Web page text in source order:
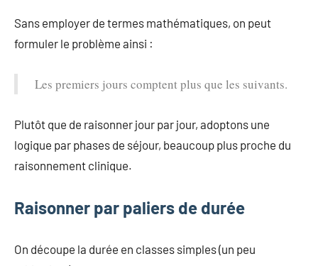
Sans employer de termes mathématiques, on peut
formuler le problème ainsi :
Les premiers jours comptent plus que les suivants.
Plutôt que de raisonner jour par jour, adoptons une
logique par phases de séjour, beaucoup plus proche du
raisonnement clinique.
Raisonner par paliers de durée
On découpe la durée en classes simples (un peu